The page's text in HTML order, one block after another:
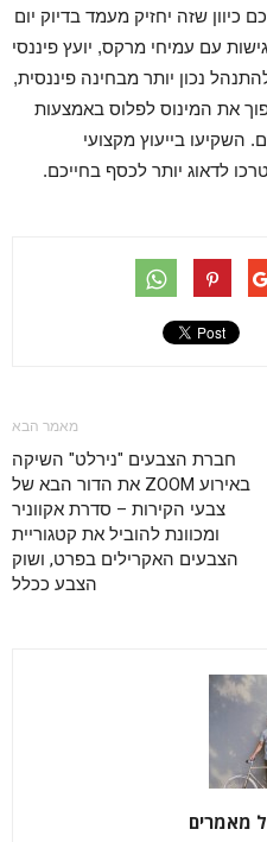
כיוון שזה יחזיק מעמד בדיוק יום
עם עמיחי מרקס, יועץ פיננסי
נכון יותר מבחינה פיננסית,
את המינוס לפלוס באמצעות
בייעוץ מקצועי
לדאוג יותר לכסף בחייכם.
מאמר הבא
חברת הצבעים "נירלט" השיקה
באירוע ZOOM את הדור הבא של
צבעי הקירות – סדרת אקווניר
ומכוונת להוביל את קטגוריית
הצבעים האקרילים בפרט, ושוק
הצבע ככלל
מאמרים